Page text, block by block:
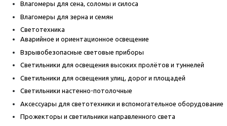
Влагомеры для сена, соломы и силоса
Влагомеры для зерна и семян
Светотехника
Аварийное и ориентационное освещение
Взрывобезопасные световые приборы
Светильники для освещения высоких пролётов и туннелей
Светильники для освещения улиц, дорог и площадей
Светильники настенно-потолочные
Аксессуары для светотехники и вспомогательное оборудование
Прожекторы и светильники направленного света